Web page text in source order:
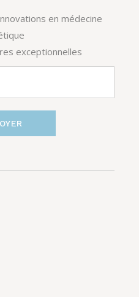
en médecine
exceptionnelles